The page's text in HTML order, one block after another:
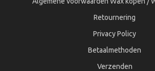
Retournering
Privacy Policy
Betaalmethoden
Verzenden